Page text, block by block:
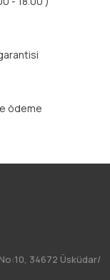
ödeme
34672 Üsküdar/